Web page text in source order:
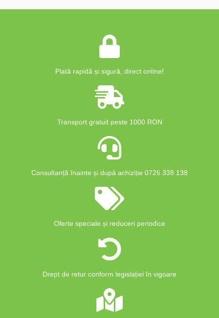
Plată rapidă și sigură, direct online!
Transport gratuit peste 1000 RON
Consultanță înainte și după achiziție 0726 338 138
Oferte speciale și reduceri periodice
Drept de retur conform legislației în vigoare